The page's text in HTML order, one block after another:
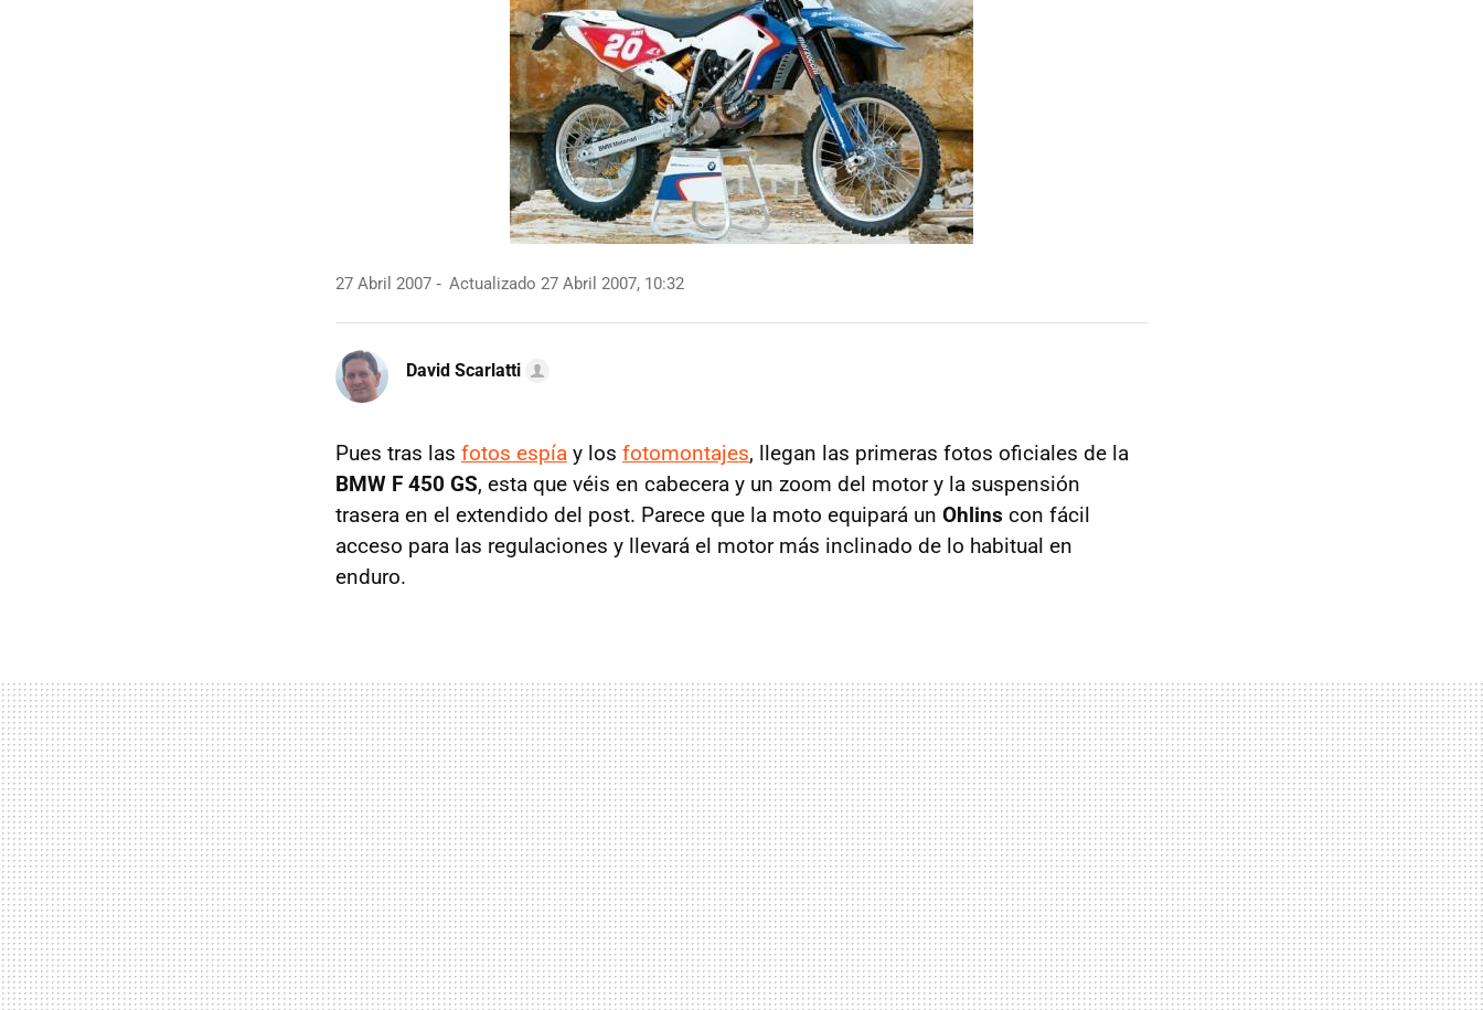
27 Abril 2007 Actualizado 27 Abril 2007, 10:32
David Scarlatti
Pues tras las fotos espía y los fotomontajes, llegan las primeras fotos oficiales de la
BMW F 450 GS, esta que véis en cabecera y un zoom del motor y la suspensión
trasera en el extendido del post. Parece que la moto equipará un Ohlins con fácil
acceso para las regulaciones y llevará el motor más inclinado de lo habitual en
enduro.